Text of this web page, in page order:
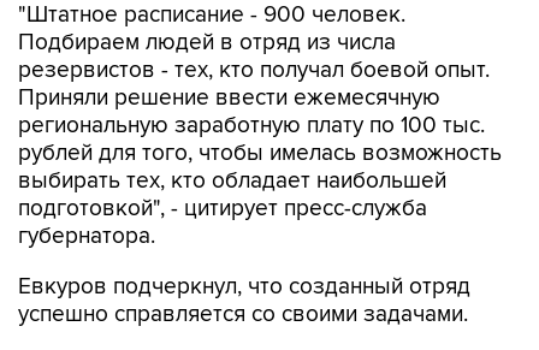
"Штатное расписание - 900 человек.
Подбираем людей в отряд из числа
резервистов - тех, кто получал боевой опыт.
Приняли решение ввести ежемесячную
региональную заработную плату по 100 тыс.
рублей для того, чтобы имелась возможность
выбирать тех, кто обладает наибольшей
подготовкой", - цитирует пресс-служба
губернатора.
Евкуров подчеркнул, что созданный отряд
успешно справляется со своими задачами.